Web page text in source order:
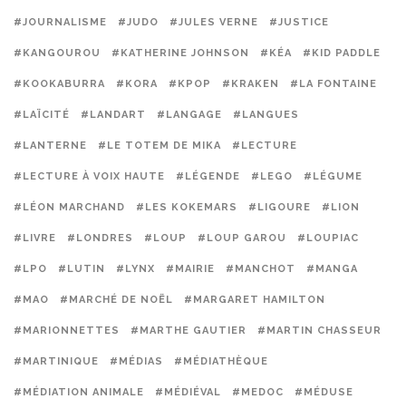
#JOURNALISME #JUDO #JULES VERNE #JUSTICE
#KANGOUROU #KATHERINE JOHNSON #KÉA #KID PADDLE
#KOOKABURRA #KORA #KPOP #KRAKEN #LA FONTAINE
#LAÏCITÉ #LANDART #LANGAGE #LANGUES
#LANTERNE #LE TOTEM DE MIKA #LECTURE
#LECTURE À VOIX HAUTE #LÉGENDE #LEGO #LÉGUME
#LÉON MARCHAND #LES KOKEMARS #LIGOURE #LION
#LIVRE #LONDRES #LOUP #LOUP GAROU #LOUPIAC
#LPO #LUTIN #LYNX #MAIRIE #MANCHOT #MANGA
#MAO #MARCHÉ DE NOËL #MARGARET HAMILTON
#MARIONNETTES #MARTHE GAUTIER #MARTIN CHASSEUR
#MARTINIQUE #MÉDIAS #MÉDIATHÈQUE
#MÉDIATION ANIMALE #MÉDIÉVAL #MEDOC #MÉDUSE